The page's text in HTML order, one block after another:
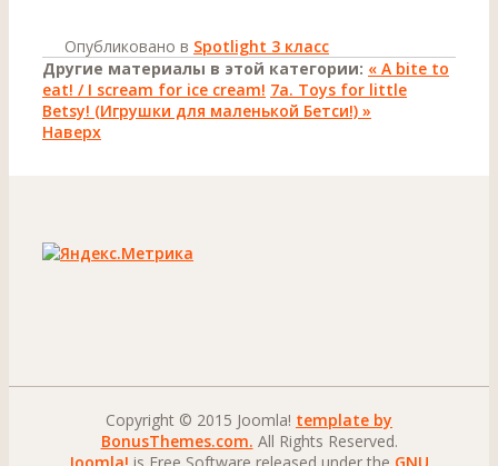
Опубликовано в Spotlight 3 класс
Другие материалы в этой категории: « A bite to
eat! / I scream for ice cream! 7а. Toys for little
Betsy! (Игрушки для маленькой Бетси!) »
Наверх
Copyright © 2015 Joomla! template by
BonusThemes.com. All Rights Reserved.